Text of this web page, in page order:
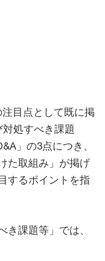
注目点として既に掲
処すべき課題
」の3点につき、
た取組み」が掲げ
するポイントを指
き課題等」では、